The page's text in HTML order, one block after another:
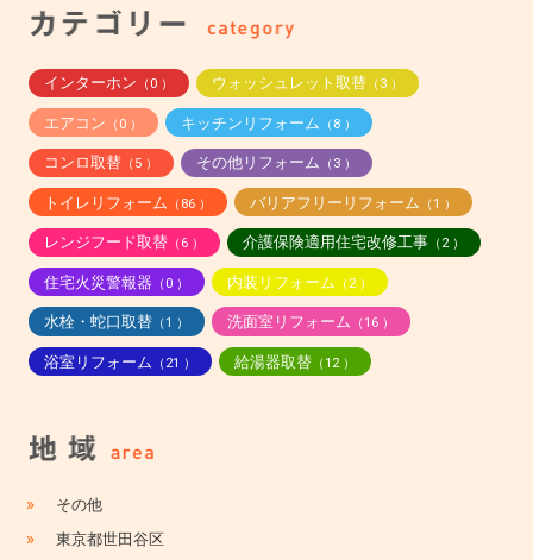
インターホン （0 ） ウォッシュレット取替（3 ）
エアコン （0 ） キッチンリフォーム （8 ）
コンロ取替（5 ） その他リフォーム （3 ）
トイレリフォーム （86 ） バリアフリーリフォーム （1 ）
レンジフード取替（6 ） 介護保険適用住宅改修工事（2 ）
住宅火災警報器 （0 ） 内装リフォーム （2 ）
水栓・蛇口取替（1 ） 洗面室リフォーム （16 ）
浴室リフォーム （21 ） 給湯器取替（12 ）
» その他
» 東京都世田谷区